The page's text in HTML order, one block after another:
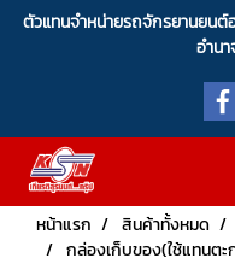
ตัวแทนจำหน่ายรถจักรยานยนต์
อำน
หน้าแรก สินค้าทั้งหมด
กล่องเก็บของ(ใช้แทนตะ